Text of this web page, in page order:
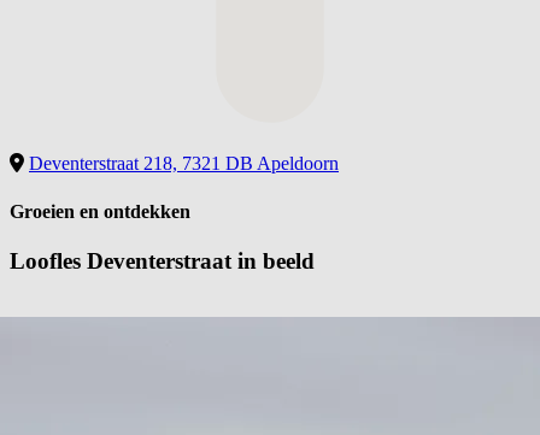
Deventerstraat 218, 7321 DB Apeldoorn
Groeien en ontdekken
Loofles Deventerstraat in beeld